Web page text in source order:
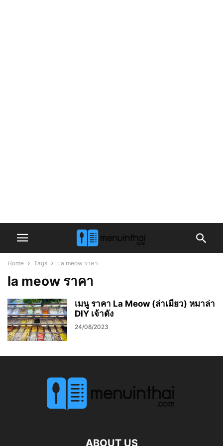
Home Tags La meow ราคา
la meow ราคา
เมนู ราคา La Meow (ล่าเมียว) หมาล่า
DIY เจ้าดัง
24/08/2023
ABOUT US